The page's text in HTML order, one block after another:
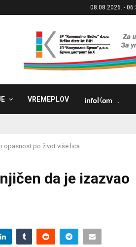
08.08.2026. -
VREMEPLOV
opasnost po život više lica
da je izazvao